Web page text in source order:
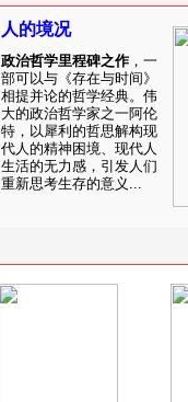
人的境况
政治哲学里程碑之作 ，一
部可以与《存在与时间》
相提并论的哲学经典。伟
大的政治哲学家之一阿伦
特，以犀利的哲思解构现
代人的精神困境、现代人
生活的无力感，引发人们
重新思考生存的意义...